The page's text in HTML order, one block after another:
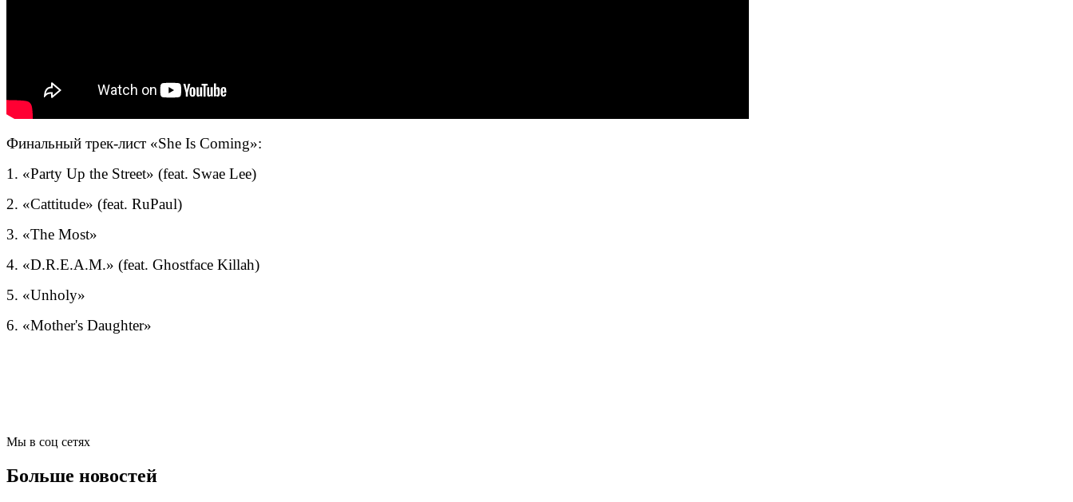
Финальный трек-лист «She Is Coming»:
1. «Party Up the Street» (feat. Swae Lee)
2. «Cattitude» (feat. RuPaul)
3. «The Most»
4. «D.R.E.A.M.» (feat. Ghostface Killah)
5. «Unholy»
6. «Mother's Daughter»
Мы в соц сетях
Больше новостей